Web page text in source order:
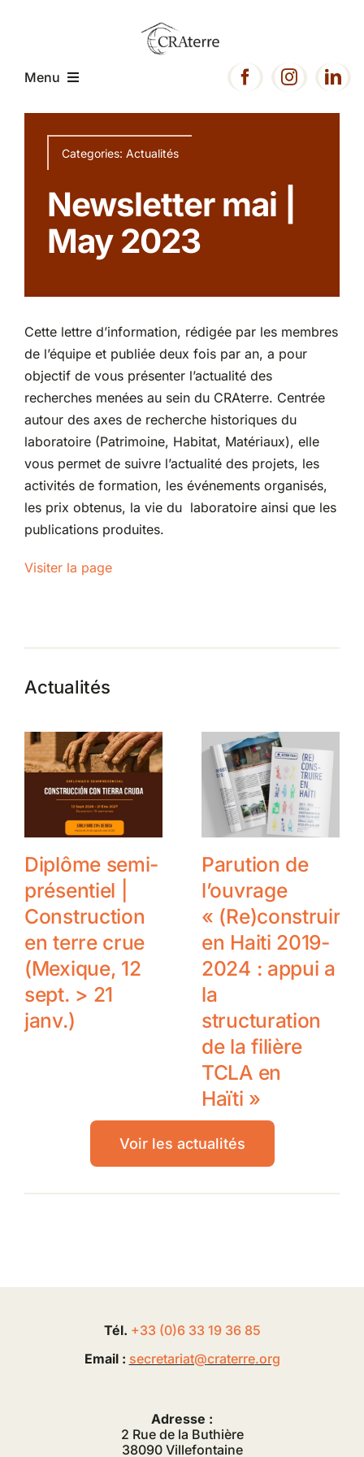
Menu
Accueil
Présentation
Expertise
Projets
Ressources
Partenariats
Categories: Actualités
Newsletter mai |
May 2023
Cette lettre d’information, rédigée par les membres
de l’équipe et publiée deux fois par an, a pour
objectif de vous présenter l’actualité des
recherches menées au sein du CRAterre. Centrée
autour des axes de recherche historiques du
laboratoire (Patrimoine, Habitat, Matériaux), elle
vous permet de suivre l’actualité des projets, les
activités de formation, les événements organisés,
les prix obtenus, la vie du laboratoire ainsi que les
publications produites.
Visiter la page
Actualités
Diplôme semi-
présentiel |
Construction
en terre crue
(Mexique, 12
sept. > 21
janv.)
Parution de
l’ouvrage
« (Re)construire
en Haiti 2019-
2024 : appui a
la
structuration
de la filière
TCLA en
Haïti »
Voir les actualités
Tél. +33 (0)6 33 19 36 85
Email : secretariat@craterre.org
Adresse :
2 Rue de la Buthière
38090 Villefontaine